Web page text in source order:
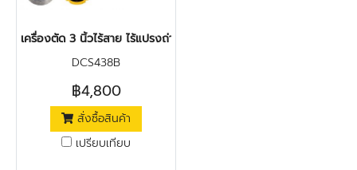
เครื่องตัด 3 นิ้วไร้สาย ไร้แปรงถ่าน 20V MAX รุ่น DCS438B DEWALT
DCS438B
฿4,800
สั่งซื้อสินค้า
เปรียบเทียบ